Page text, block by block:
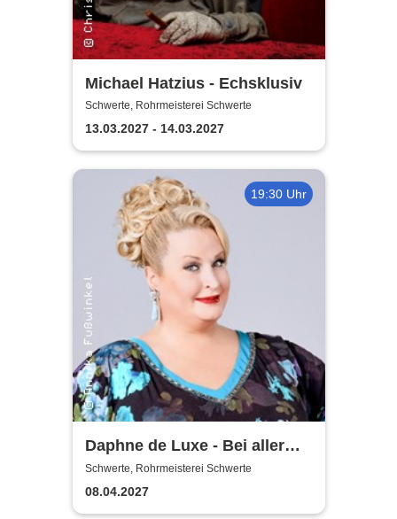
Michael Hatzius - Echsklusiv
Schwerte, Rohrmeisterei Schwerte
13.03.2027 - 14.03.2027
19:30 Uhr
Daphne de Luxe - Bei aller
Liebe
Schwerte, Rohrmeisterei Schwerte
08.04.2027